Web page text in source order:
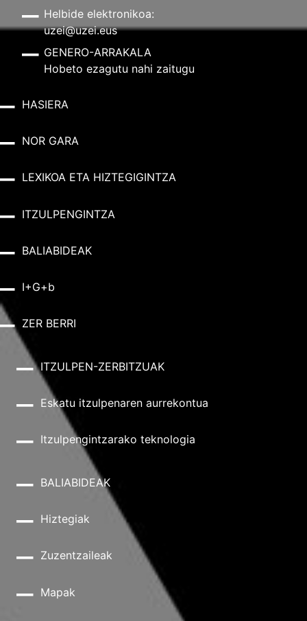
Helbide elektronikoa:
uzei@uzei.eus
GENERO-ARRAKALA
Hobeto ezagutu nahi zaitugu
HASIERA
NOR GARA
LEXIKOA ETA HIZTEGIGINTZA
ITZULPENGINTZA
BALIABIDEAK
I+G+b
ZER BERRI
ITZULPEN-ZERBITZUAK
Eskatu itzulpenaren aurrekontua
Itzulpengintzarako teknologia
BALIABIDEAK
Hiztegiak
Zuzentzaileak
Mapak